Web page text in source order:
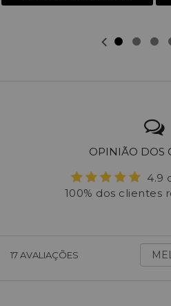
OPINIÃO DOS
4.9
100% dos clientes
17AVALIAÇÕES